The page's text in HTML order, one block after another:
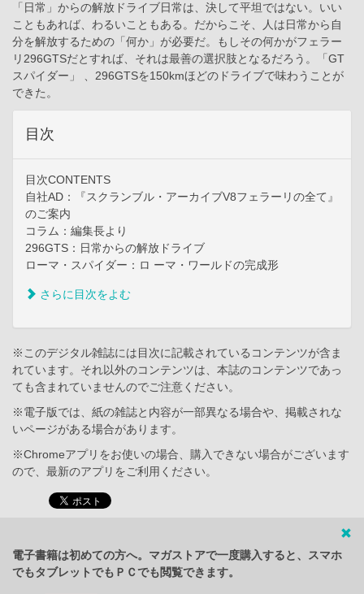
「日常」からの解放ドライブ日常は、決して平坦ではない。いい
こともあれば、わるいこともある。だからこそ、人は日常から自
分を解放するための「何か」が必要だ。もしその何かがフェラー
リ296GTSだとすれば、それは最善の選択肢となるだろう。「GT
スパイダー」 、296GTSを150kmほどのドライブで味わうことが
できた。
目次
目次CONTENTS
自社AD：『スクランブル・アーカイブV8フェラーリの全て』
のご案内
コラム：編集長より
296GTS：日常からの解放ドライブ
ローマ・スパイダー：ロ ーマ・ワールドの完成形
さらに目次をよむ
※このデジタル雑誌には目次に記載されているコンテンツが含ま
れています。それ以外のコンテンツは、本誌のコンテンツであっ
ても含まれていませんのでご注意ください。
※電子版では、紙の雑誌と内容が一部異なる場合や、掲載されな
いページがある場合があります。
※Chromeアプリをお使いの場合、購入できない場合がございます
ので、最新のアプリをご利用ください。
電子書籍は初めての方へ。マガストアで一度購入すると、スマホ
でもタブレットでもＰＣでも閲覧できます。